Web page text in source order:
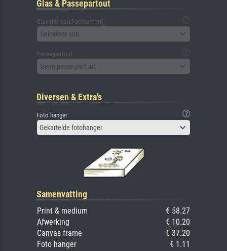
Glas & Passepartout
Glas (inclusief achterbord)
Selecteer aub
Passe-partout
Geen passe-partout
Diversen & Extra's
Foto hanger
Gekartelde fotohanger
Samenvatting
Print & medium
€ 58.27
Afwerking
€ 10.20
Canvas frame
€ 37.20
Foto hanger
€ 1.11